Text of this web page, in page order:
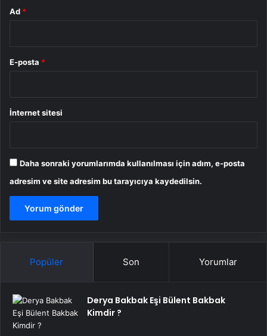
Ad *
E-posta *
İnternet sitesi
Daha sonraki yorumlarımda kullanılması için adım, e-posta
adresim ve site adresim bu tarayıcıya kaydedilsin.
Popüler Son Yorumlar
Derya Bakbak Eşi Bülent Bakbak
Kimdir ?